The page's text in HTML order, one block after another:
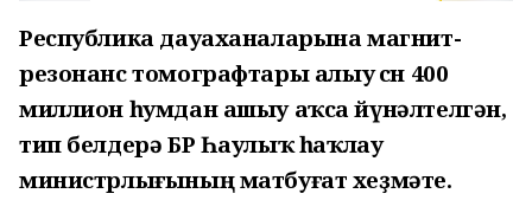
Республика дауаханаларына магнит-
резонанс томографтары алыу өсөн 400
миллион һумдан ашыу аҡса йүнәлтелгән,
тип белдерә БР Һаулыҡ һаҡлау
министрлығының матбуғат хеҙмәте.